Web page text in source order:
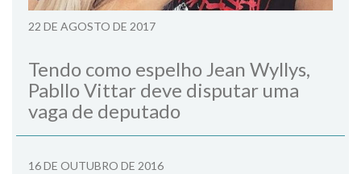
22 DE AGOSTO DE 2017
Tendo como espelho Jean Wyllys,
Pabllo Vittar deve disputar uma
vaga de deputado
16 DE OUTUBRO DE 2016